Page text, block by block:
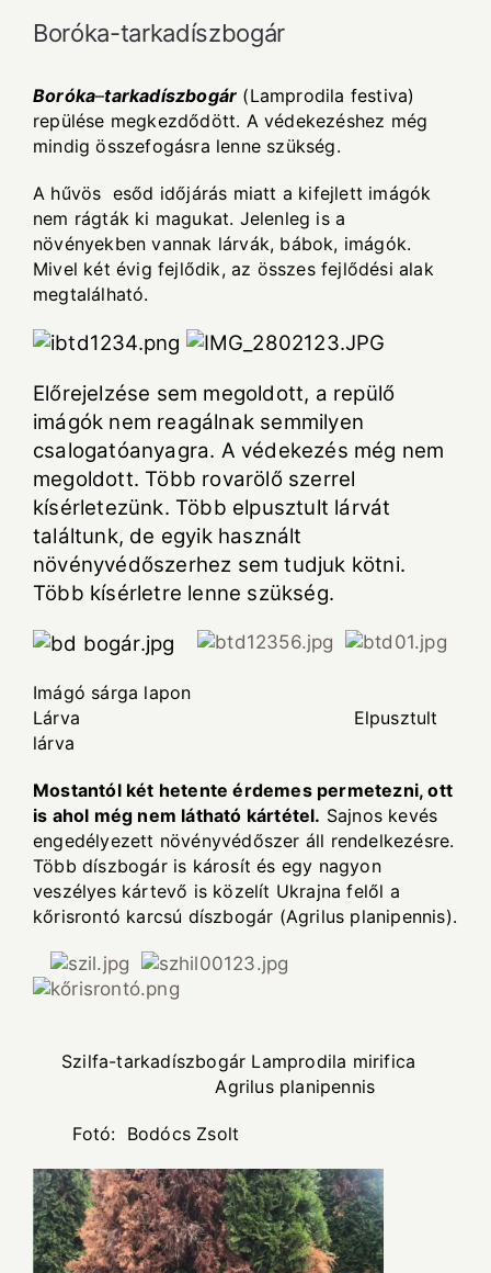
Boróka-tarkadíszbogár
Boróka–tarkadíszbogár (Lamprodila festiva)
repülése megkezdődött. A védekezéshez még
mindig összefogásra lenne szükség.
A hűvös esőd időjárás miatt a kifejlett imágók
nem rágták ki magukat. Jelenleg is a
növényekben vannak lárvák, bábok, imágók.
Mivel két évig fejlődik, az összes fejlődési alak
megtalálható.
Előrejelzése sem megoldott, a repülő
imágók nem reagálnak semmilyen
csalogatóanyagra. A védekezés még nem
megoldott. Több rovarölő szerrel
kísérletezünk. Több elpusztult lárvát
találtunk, de egyik használt
növényvédőszerhez sem tudjuk kötni.
Több kísérletre lenne szükség.
Imágó sárga lapon
Lárva Elpusztult
lárva
Mostantól két hetente érdemes permetezni, ott
is ahol még nem látható kártétel. Sajnos kevés
engedélyezett növényvédőszer áll rendelkezésre.
Több díszbogár is károsít és egy nagyon
veszélyes kártevő is közelít Ukrajna felől a
kőrisrontó karcsú díszbogár (Agrilus planipennis).
Szilfa-tarkadíszbogár Lamprodila mirifica
Agrilus planipennis
Fotó: Bodócs Zsolt